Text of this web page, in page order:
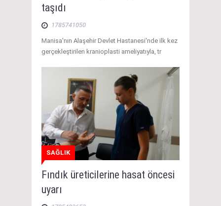
taşıdı
1785741050
Manisa'nın Alaşehir Devlet Hastanesi'nde ilk kez
gerçekleştirilen kranioplasti ameliyatıyla, tr
SAĞLIK
Fındık üreticilerine hasat öncesi
uyarı